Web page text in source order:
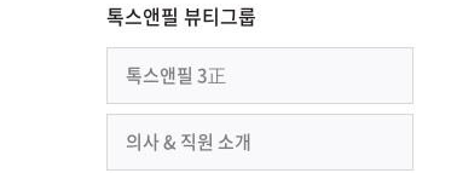
톡스앤필 뷰티그룹
톡스앤필 3正
의사 & 직원 소개